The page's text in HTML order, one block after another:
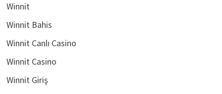
Winnit
Winnit Bahis
Winnit Canlı Casino
Winnit Casino
Winnit Giriş